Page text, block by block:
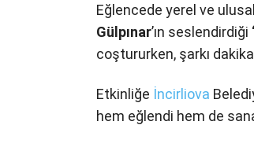
Eğlencede yerel ve
Gülpınar’ın seslendirdiği
coştururken, şarkı
Etkinliğe İncirliova
hem eğlendi hem de